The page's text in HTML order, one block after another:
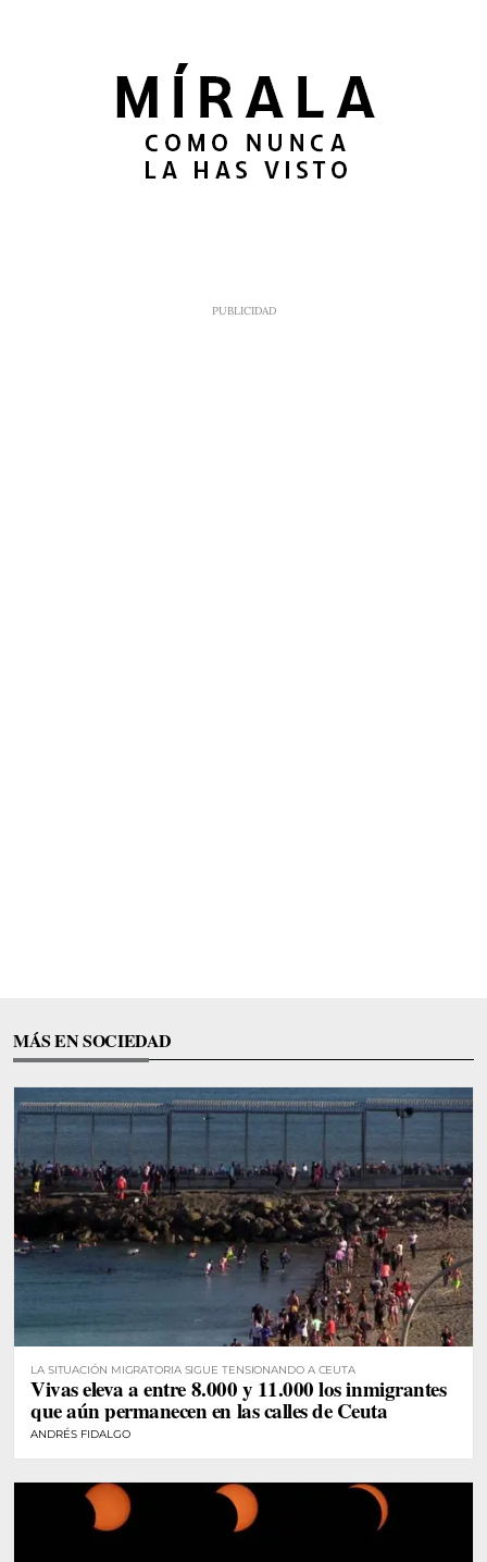
MÁS EN SOCIEDAD
LA SITUACIÓN MIGRATORIA SIGUE TENSIONANDO A CEUTA
Vivas eleva a entre 8.000 y 11.000 los inmigrantes
que aún permanecen en las calles de Ceuta
ANDRÉS FIDALGO